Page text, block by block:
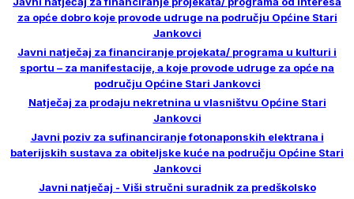
za opće dobro koje provode udruge na području Općine Stari
Jankovci
Javni natječaj za financiranje projekata/ programa u kulturi i
sportu – za manifestacije, a koje provode udruge za opće na
području Općine Stari Jankovci
Natječaj za prodaju nekretnina u vlasništvu Općine Stari
Jankovci
Javni poziv za sufinanciranje fotonaponskih elektrana i
baterijskih sustava za obiteljske kuće na području Općine Stari
Jankovci
Javni natječaj - Viši stručni suradnik za predškolsko